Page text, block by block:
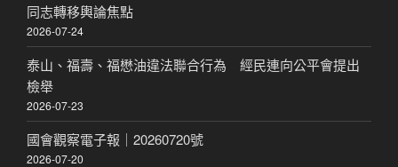
同志轉移輿論焦點
2026-07-24
泰山、福壽、福懋油違法聯合行為 經民連向公平會提出
檢舉
2026-07-23
國會觀察電子報｜20260720號
2026-07-20